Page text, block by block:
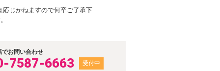
じかねますので何卒ご了承下
でお問い合わせ
7587-6663 受付中